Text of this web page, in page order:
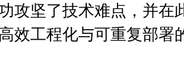
攻坚了技术难点，并在
效工程化与可重复部署